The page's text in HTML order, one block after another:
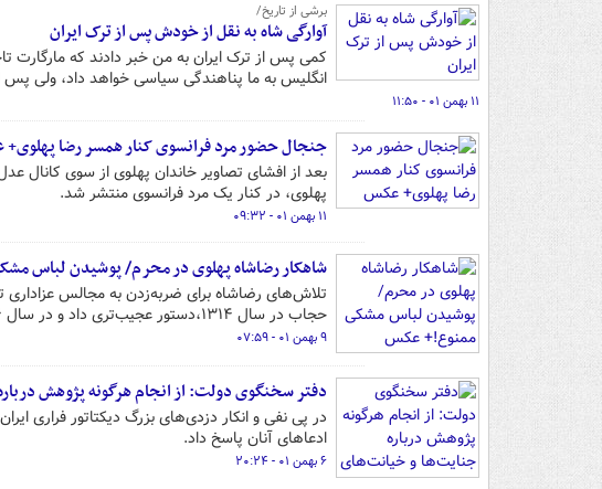
برشی از تاریخ/
آوارگی شاه به نقل از خودش پس از ترک ایران
کمی پس از ترک ایران به من خبر دادند که مارگارت
انگلیس به ما پناهندگی سیاسی خواهد داد، ولی پس
۱۱ بهمن ۰۱ - ۱۱:۵۰
جنجال حضور مرد فرانسوی کنار همسر رضا
بعد از افشای تصاویر خاندان پهلوی از سوی کانال
پهلوی، در کنار یک مرد فرانسوی منتشر شد.
۱۱ بهمن ۰۱ - ۰۹:۳۲
شاهکار رضاشاه پهلوی در محرم/ پوشیدن لباس
حجاب در سال ۱۳۱۴،دستور عجیب‌تری داد و در سال ۱۳۱۶ اعلام کرد که پوشیدن لباس مشکی هم ممنوع است.
۹ بهمن ۰۱ - ۰۷:۵۹
دفتر سخنگوی دولت: از انجام هرگونه پژوهش
در پی نفی و انکار دزدی‌های بزرگ دیکتاتور فراری
ادعاهای آنان پاسخ داد.
۶ بهمن ۰۱ - ۲۰:۲۴